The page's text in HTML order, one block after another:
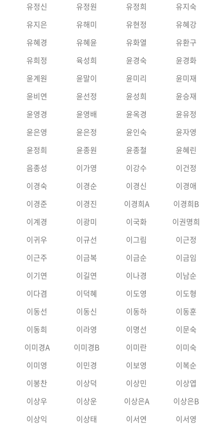
유정신
유정원 유정희
유지숙
유지은
유해미 유현정
유혜강
유혜경
유혜윤 유화열
유환구
유희정
육성희 윤경숙
윤경화
윤계원
윤말이 윤미리
윤미재
윤비연
윤선정 윤성희
윤승재
윤영경
윤영배 윤옥경
윤유정
윤은영
윤은정 윤인숙
윤자영
윤정희
윤종원 윤종철
윤혜린
음종성
이가영 이강수
이건정
이경숙
이경순 이경신
이경애
이경준
이경진 이경희A
이경희B
이계경
이광미 이국화
이권명희
이귀우
이규선 이그림
이근정
이근주
이금복 이금순
이금임
이기연
이길연 이나경
이남순
이다겸
이덕혜 이도영
이도형
이동선
이동신 이동하
이동훈
이동희
이라영 이명선
이문숙
이미경A
이미경B 이미란
이미숙
이미영
이민경 이보영
이복순
이봉찬
이상덕 이상민
이상엽
이상우
이상운 이상은A
이상은B
이상익
이상태 이서연
이서영